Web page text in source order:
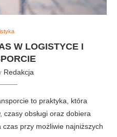
W LOGISTYCE I
Redakcja
to praktyka, która
obsługi oraz dobiera
czas przy możliwie najniższych